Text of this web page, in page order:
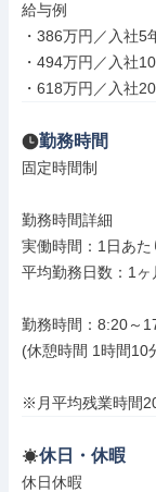
給与例
・386万円／入社5
・494万円／入社
・618万円／入社
勤務時間
固定時間制
勤務時間詳細
実働時間：1日あた
平均勤務日数：1
勤務時間：8:20～
(休憩時間 1時間10
※月平均残業時間
休日・休暇
休日休暇